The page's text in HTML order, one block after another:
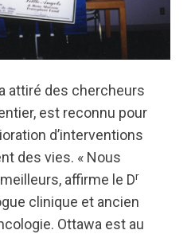
attiré des chercheurs
est reconnu pour
d’interventions
des vies. « Nous
affirme le Dr
clinique et ancien
Ottawa est au